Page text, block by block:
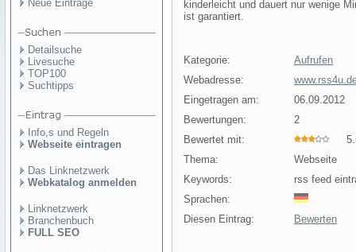
Neue Einträge
Detailsuche
Livesuche
TOP100
Suchtipps
Info,s und Regeln
Webseite eintragen
Das Linknetzwerk
Webkatalog anmelden
Linknetzwerk
Branchenbuch
FULL SEO
kinderleicht und dauert nur wenige
ist garantiert.
Kategorie:
Aufrufen
Webadresse:
Eingetragen am:
06.09.2012
Bewertungen:
2
Bewertet mit:
Thema:
Webseite
Keywords:
rss feed
Sprachen:
Diesen Eintrag:
Bewerten